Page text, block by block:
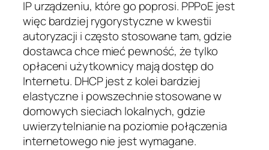
IP urządzeniu, które go poprosi. PPPoE jest
więc bardziej rygorystyczne w kwestii
autoryzacji i często stosowane tam, gdzie
dostawca chce mieć pewność, że tylko
opłaceni użytkownicy mają dostęp do
Internetu. DHCP jest z kolei bardziej
elastyczne i powszechnie stosowane w
domowych sieciach lokalnych, gdzie
uwierzytelnianie na poziomie połączenia
internetowego nie jest wymagane.